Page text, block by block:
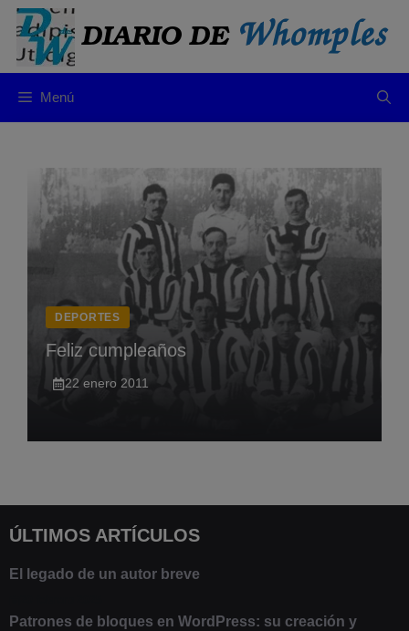
Saltar
contenido
Menú
DEPORTES
Feliz cumpleaños
22 enero 2011
ÚLTIMOS ARTÍCULOS
El legado de un autor breve
Patrones de bloques en WordPress: su creación y